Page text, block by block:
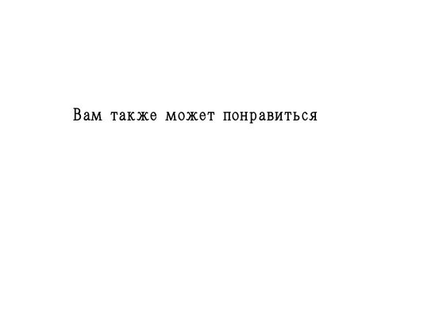
Вам также может понравиться